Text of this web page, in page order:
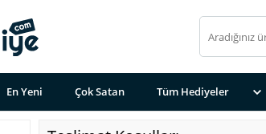
En Yeni Çok Satan Tüm Hediyeler